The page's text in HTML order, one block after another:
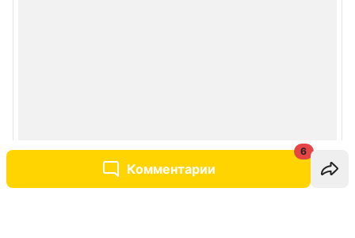
Комментарии
6